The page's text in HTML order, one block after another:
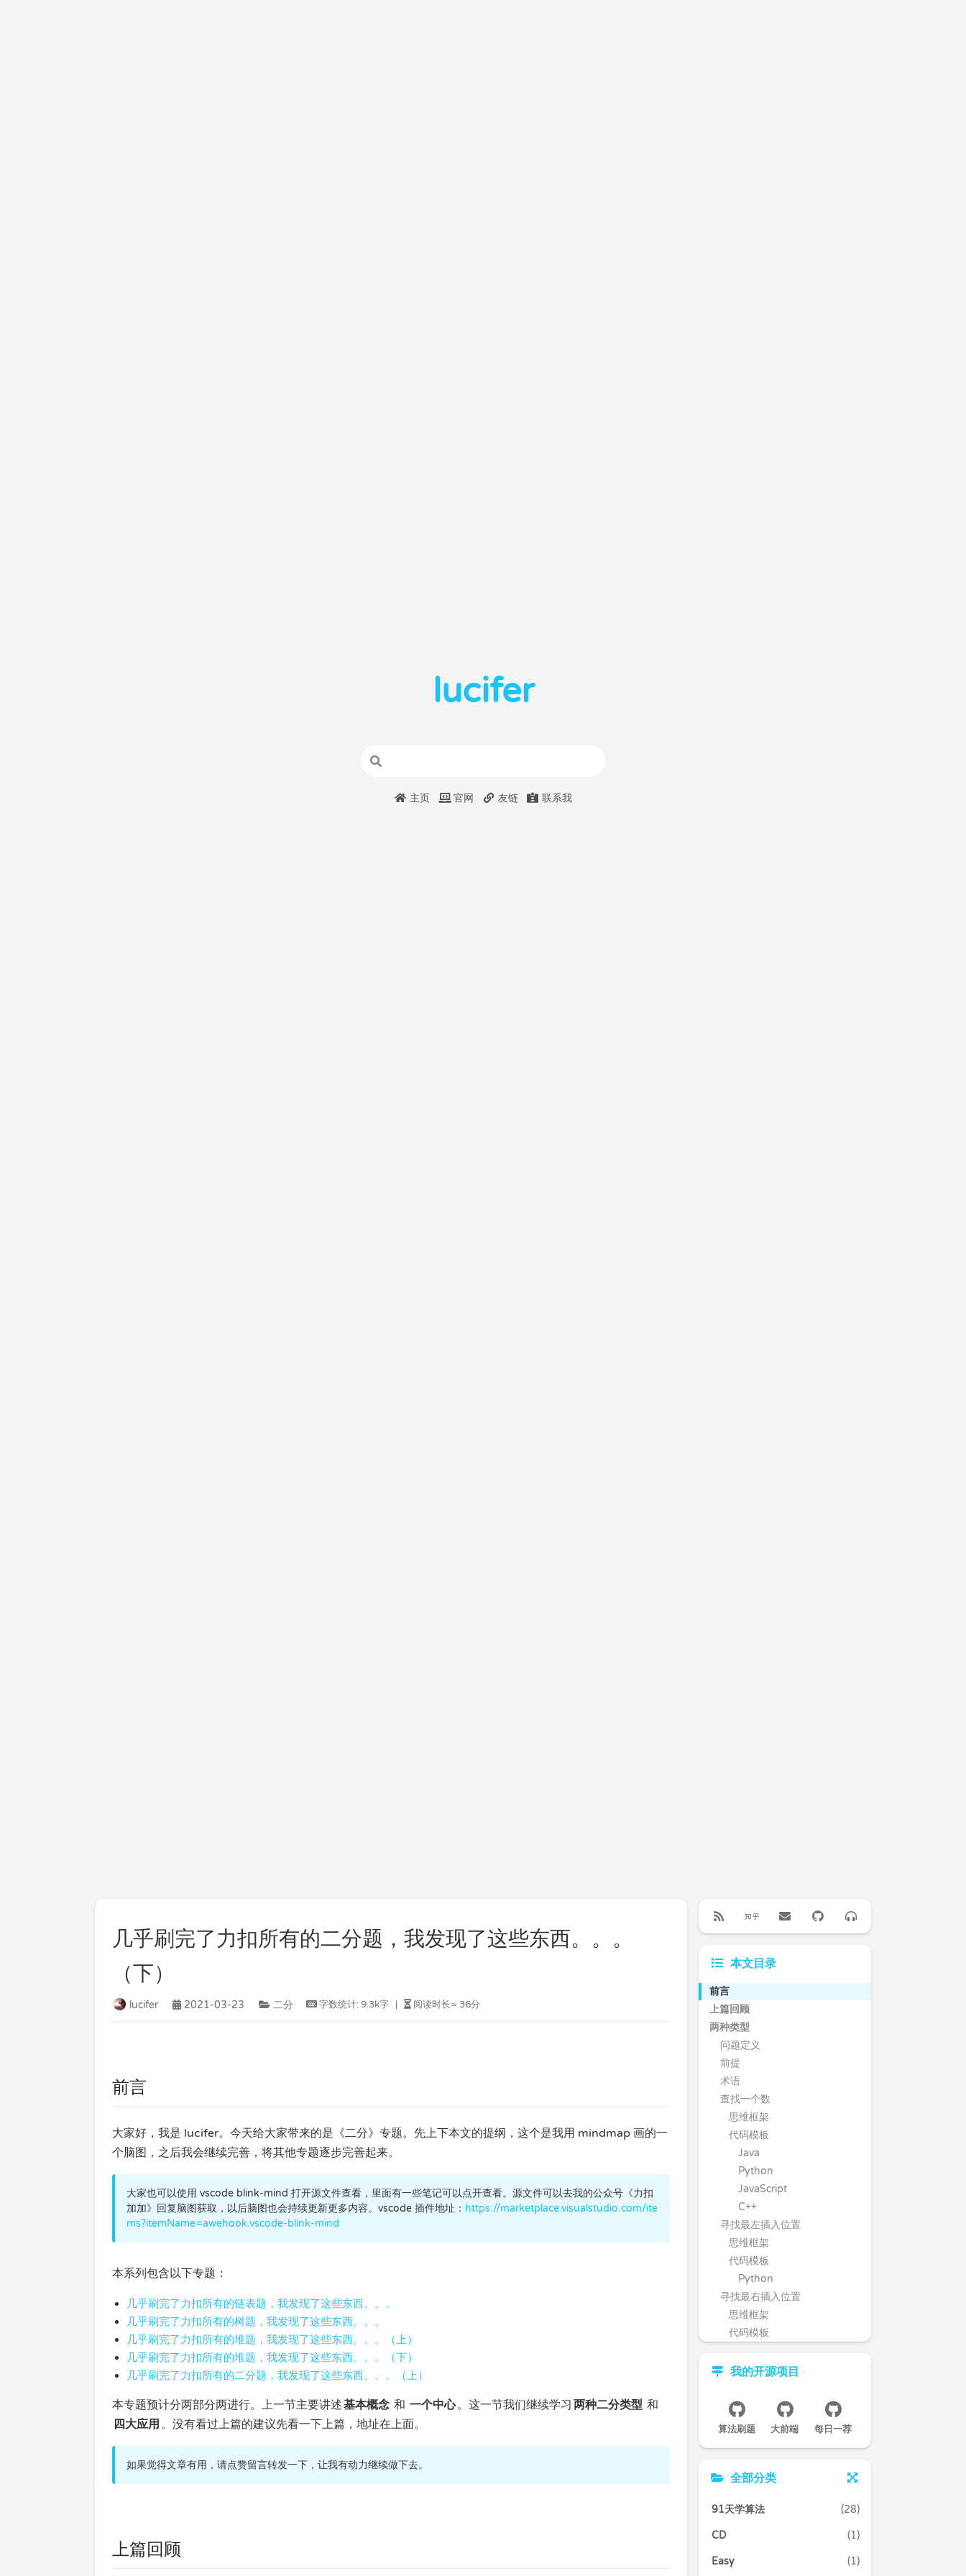
lucifer
主页 官网 友链 联系我
几乎刷完了力扣所有的二分题，我发现了这些东西。。。
（下）
lucifer 2021-03-23 二分 字数统计:9.3k字 阅读时长≈ 36分
前言
大家好，我是 lucifer。今天给大家带来的是《二分》专题。先上下本文的提纲，这个是我用 mindmap 画的一
个脑图，之后我会继续完善，将其他专题逐步完善起来。
大家也可以使用 vscode blink-mind 打开源文件查看，里面有一些笔记可以点开查看。源文件可以去我的公众号《力扣
加加》回复脑图获取，以后脑图也会持续更新更多内容。vscode 插件地址： https://marketplace.visualstudio.com/ite
ms?itemName=awehook.vscode-blink-mind
本系列包含以下专题：
几乎刷完了力扣所有的链表题，我发现了这些东西。。。
几乎刷完了力扣所有的树题，我发现了这些东西。。。
几乎刷完了力扣所有的堆题，我发现了这些东西。。。（上）
几乎刷完了力扣所有的堆题，我发现了这些东西。。。（下）
几乎刷完了力扣所有的二分题，我发现了这些东西。。。（上）
本专题预计分两部分两进行。上一节主要讲述基本概念 和 一个中心。这一节我们继续学习 两种二分类型 和
四大应用 。没有看过上篇的建议先看一下上篇，地址在上面。
如果觉得文章有用，请点赞留言转发一下，让我有动力继续做下去。
上篇回顾
本文目录
前言
上篇回顾
两种类型
问题定义
前提
术语
查找一个数
思维框架
代码模板
Java
Python
JavaScript
C++
寻找最左插入位置
思维框架
代码模板
Python
寻找最右插入位置
思维框架
代码模板
小结
能力检测二分
875. 爱吃香蕉的珂珂（中等）
前置知识
思路
最小灯半径（困难）
我的开源项目
算法刷题 大前端 每日一荐
全部分类
91天学算法 (28)
CD (1)
Easy (1)